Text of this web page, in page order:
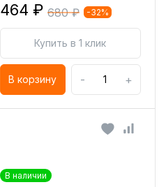
464 ₽ 680 ₽ -32%
Купить в 1 клик
В корзину - +
В наличии